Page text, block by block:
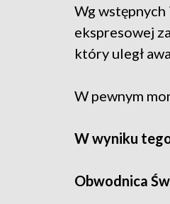
Wg
ekspresowej
który uległ
W pewnym
W wyniku
Obwodnica